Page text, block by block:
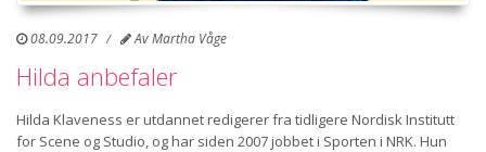
08.09.2017 AvMartha Våge
Hilda anbefaler
Hilda Klaveness er utdannet redigerer fra tidligere Nordisk Institutt
for Scene og Studio, og har siden 2007 jobbet i Sporten i NRK. Hun